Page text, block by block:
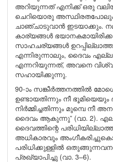
അറിയുന്നത് എനിക്ക് ഒരു
ചെറിയൊരു അസ്ഥിരതപോലും
ചാഞ്ചാടുവാൻ ഇടയാക്കും.
കാര്യങ്ങൾ
സാഹചര്യങ്ങൾ
എന്നിരുന്നാലും, ദൈവം
എന്നറിയുന്നത്, അവനെ
സഹായിക്കുന്നു.
90-ാം സങ്കീർത്തനത്തിൽ
ഉണ്ടായതിന്നും നീ
നിർമ്മിച്ചതിന്നും മുമ്പെ നീ
ദൈവം ആകുന്നു” (വാ. 2).
ദൈവത്തിന്റെ
അധികാരവും
പരിധിക്കുള്ളിൽ
പ്രഖ്യാപിച്ചു (വാ. 3–6).